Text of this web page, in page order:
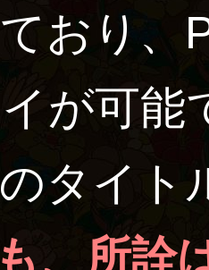
おり、
が可能
タイト
、所詮